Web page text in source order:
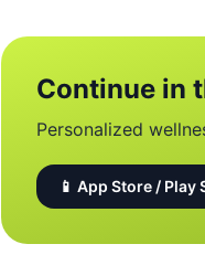
Continue in
Personalized
📱 App Store / Play